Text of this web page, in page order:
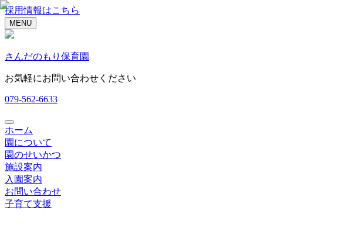
採用情報はこちら
MENU
さんだのもり保育園
お気軽にお問い合わせください
079-562-6633
ホーム
園について
園のせいかつ
施設案内
入園案内
お問い合わせ
子育て支援